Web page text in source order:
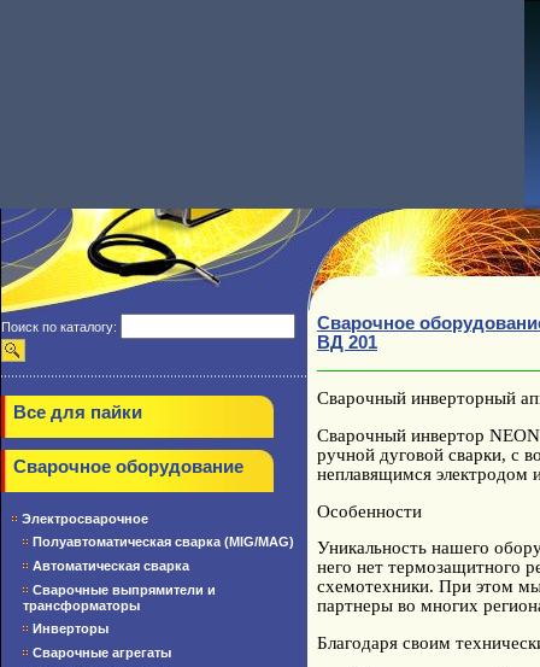
Поиск по каталогу:
Все для пайки
Сварочное оборудование
Электросварочное
Полуавтоматическая сварка (MIG/MAG)
Автоматическая сварка
Сварочные выпрямители и
трансформаторы
Инверторы
Сварочные агрегаты
Сварочное
ВД 201
Сварочный инверторный
Сварочный инвертор NEON
ручной дуговой сварки, с
неплавящимся электродом
Особенности
Уникальность нашего
него нет термозащитного
схемотехники. При этом
партнеры во многих
Благодаря своим